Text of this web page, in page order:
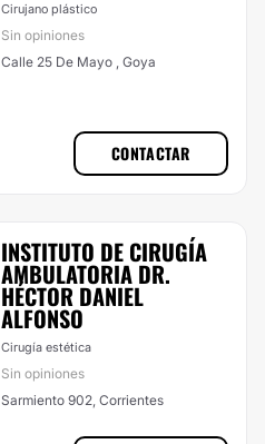
Cirujano plástico
Sin opiniones
Calle 25 De Mayo , Goya
CONTACTAR
INSTITUTO DE CIRUGÍA
AMBULATORIA DR.
HÉCTOR DANIEL
ALFONSO
Cirugía estética
Sin opiniones
Sarmiento 902, Corrientes